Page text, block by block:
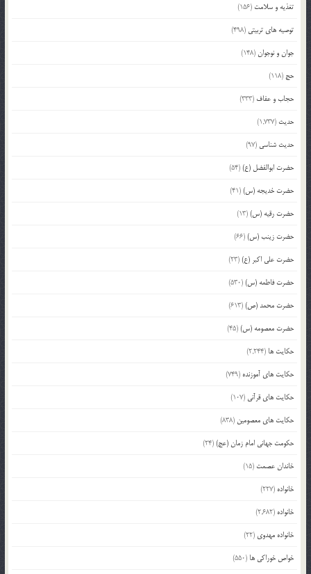
تغذیه و سلامت (156)
توصیه های تربیتی (498)
جوان و نوجوان(148)
حج (118)
حجاب و عفاف (333)
حدیث (1,737)
حدیث شناسی (97)
حضرت ابوالفضل (ع)(54)
حضرت خدیجه (س)(41)
حضرت رقیه (س)(13)
حضرت زینب (س)(66)
حضرت علی اکبر (ع)(23)
حضرت فاطمه (س)(530)
حضرت محمد (ص)(613)
حضرت معصومه (س)(45)
حکایت ها (2,244)
حکایت های آموزنده (749)
حکایت های قرآنی (107)
حکایت های معصومین (838)
حکومت جهانی امام زمان (عج)(24)
خاندان عصمت (15)
خانواده (227)
خانواده (2,682)
خانواده مهدوی (22)
خواص خوراکی ها (550)